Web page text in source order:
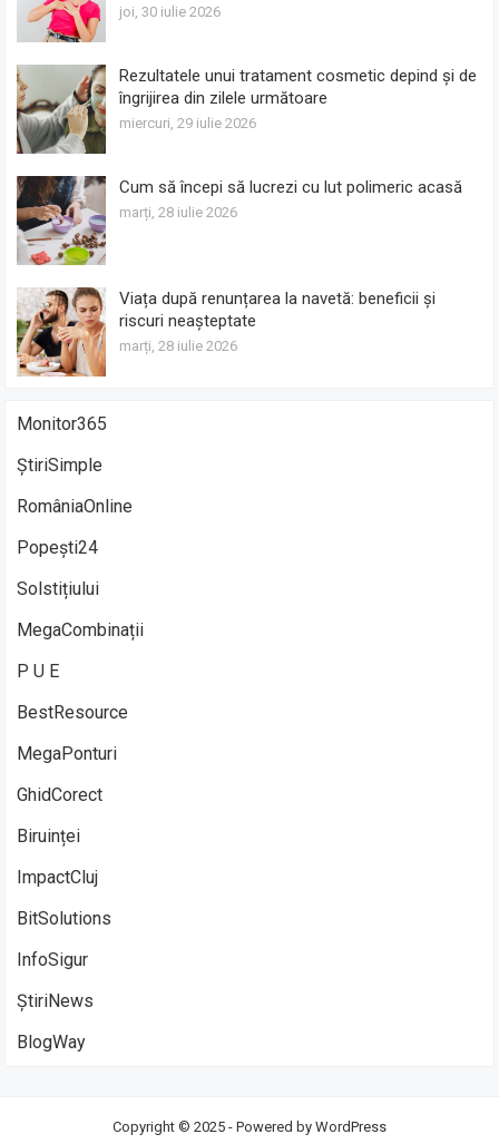
joi, 30 iulie 2026
Rezultatele unui tratament cosmetic depind și de
îngrijirea din zilele următoare
miercuri, 29 iulie 2026
Cum să începi să lucrezi cu lut polimeric acasă
marți, 28 iulie 2026
Viața după renunțarea la navetă: beneficii și
riscuri neașteptate
marți, 28 iulie 2026
Monitor365
ȘtiriSimple
RomâniaOnline
Popești24
Solstițiului
MegaCombinații
P U E
BestResource
MegaPonturi
GhidCorect
Biruinței
ImpactCluj
BitSolutions
InfoSigur
ȘtiriNews
BlogWay
Copyright © 2025 - Powered by WordPress